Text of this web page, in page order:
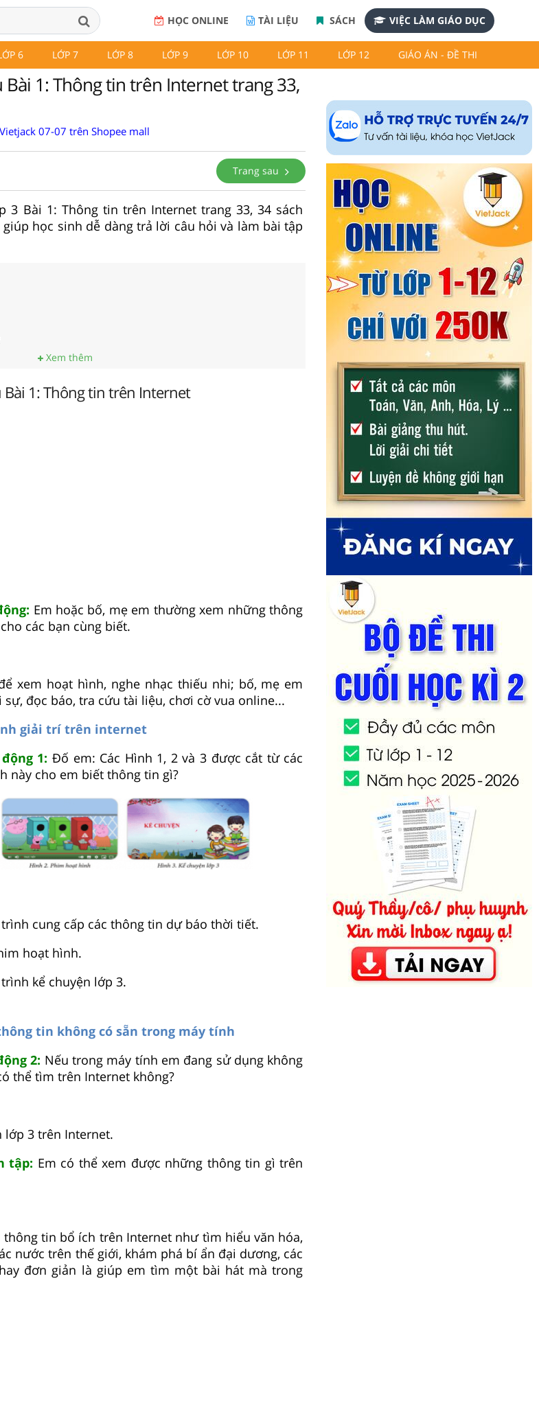
HỌC ONLINE TÀI LIỆU SÁCH VIỆC LÀM GIÁO DỤC
6 LỚP 7 LỚP 8 LỚP 9 LỚP 10 LỚP 11 LỚP 12 GIÁO ÁN - ĐỀ THI
1: Thông tin trên Internet trang 33,
07-07 trên Shopee mall
Trang sau
Bài 1: Thông tin trên Internet trang 33, 34 sách
học sinh dễ dàng trả lời câu hỏi và làm bài tập
Xem thêm
Bài 1: Thông tin trên Internet
Em hoặc bố, mẹ em thường xem những thông
các bạn cùng biết.
xem hoạt hình, nghe nhạc thiếu nhi; bố, mẹ em
đọc báo, tra cứu tài liệu, chơi cờ vua online...
giải trí trên internet
1: Đố em: Các Hình 1, 2 và 3 được cắt từ các
này cho em biết thông tin gì?
cung cấp các thông tin dự báo thời tiết.
hoạt hình.
kể chuyện lớp 3.
tin không có sẵn trong máy tính
2: Nếu trong máy tính em đang sử dụng không
thể tìm trên Internet không?
lớp 3 trên Internet.
tập: Em có thể xem được những thông tin gì trên
tin bổ ích trên Internet như tìm hiểu văn hóa,
nước trên thế giới, khám phá bí ẩn đại dương, các
đơn giản là giúp em tìm một bài hát mà trong